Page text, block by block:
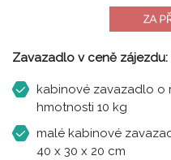
Zavazadlo v ceně zájezdu:
kabinové zavazadlo o
hmotnosti 10 kg
malé kabinové
40 x 30 x 20 cm